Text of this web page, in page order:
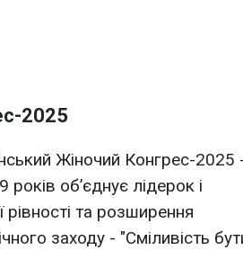
2025
Жіночий Конгрес-2025
об’єднує лідерок і
рівності та розширення
заходу - "Сміливість